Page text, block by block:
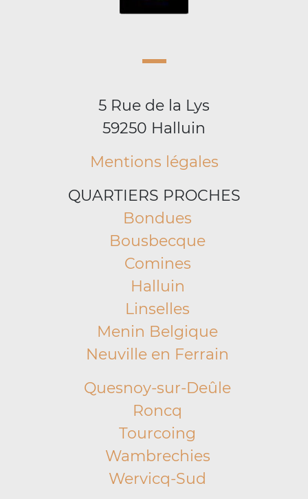
5 Rue de la Lys
59250 Halluin
Mentions légales
QUARTIERS PROCHES
Bondues
Bousbecque
Comines
Halluin
Linselles
Menin Belgique
Neuville en Ferrain
Quesnoy-sur-Deûle
Roncq
Tourcoing
Wambrechies
Wervicq-Sud